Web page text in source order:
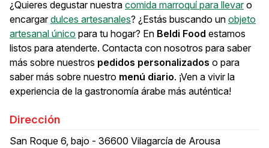
¿Quieres degustar nuestra comida marroquí para llevaro
encargardulces artesanales? ¿Estás buscando un objeto
artesanal único para tu hogar? En Beldi Food estamos
listos para atenderte. Contacta con nosotros para saber
más sobre nuestros pedidos personalizados o para
saber más sobre nuestro menú diario. ¡Ven a vivir la
experiencia de la gastronomía árabe más auténtica!
Dirección
San Roque 6, bajo - 36600 Vilagarcía de Arousa